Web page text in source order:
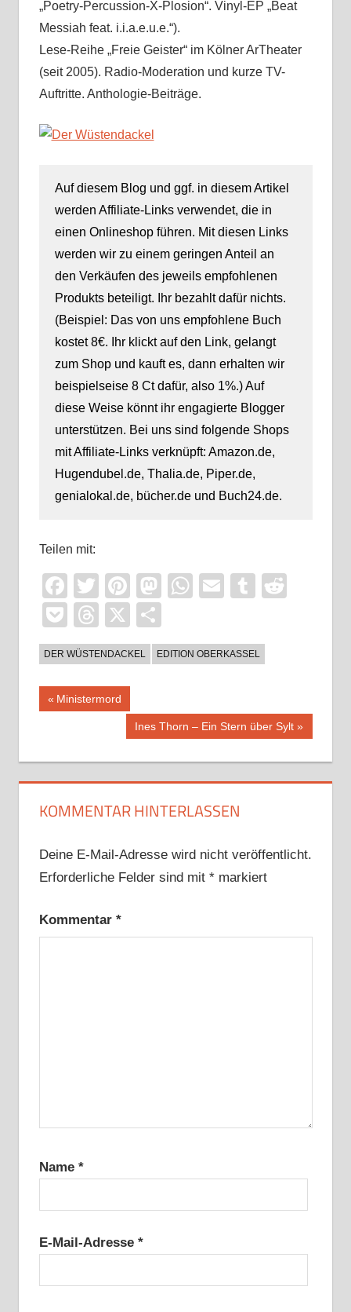
„Poetry-Percussion-X-Plosion“. Vinyl-EP „Beat
Messiah feat. i.i.a.e.u.e.“).
Lese-Reihe „Freie Geister“ im Kölner ArTheater
(seit 2005). Radio-Moderation und kurze TV-
Auftritte. Anthologie-Beiträge.
Auf diesem Blog und ggf. in diesem Artikel
werden Affiliate-Links verwendet, die in
einen Onlineshop führen. Mit diesen Links
werden wir zu einem geringen Anteil an
den Verkäufen des jeweils empfohlenen
Produkts beteiligt. Ihr bezahlt dafür nichts.
(Beispiel: Das von uns empfohlene Buch
kostet 8€. Ihr klickt auf den Link, gelangt
zum Shop und kauft es, dann erhalten wir
beispielseise 8 Ct dafür, also 1%.) Auf
diese Weise könnt ihr engagierte Blogger
unterstützen. Bei uns sind folgende Shops
mit Affiliate-Links verknüpft: Amazon.de,
Hugendubel.de, Thalia.de, Piper.de,
genialokal.de, bücher.de und Buch24.de.
Teilen mit:
Facebook
TwitterPinterest
Mastodon
WhatsApp
EmailTumblr
PocketThreads
X
DER WÜSTENDACKEL EDITION OBERKASSEL
Beitragsnavigation
Vorheriger
Ministermord
Nächster
Ines Thorn – Ein Stern über Sylt
KOMMENTAR HINTERLASSEN
Deine E-Mail-Adresse wird nicht veröffentlicht.
Erforderliche Felder sind mit *markiert
Kommentar *
Name *
E-Mail-Adresse *